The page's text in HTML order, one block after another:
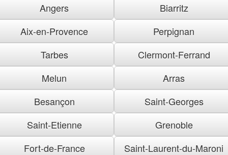
Angers
Biarritz
Aix-en-Provence
Perpignan
Tarbes
Clermont-Ferrand
Melun
Arras
Besançon
Saint-Georges
Saint-Etienne
Grenoble
Fort-de-France
Saint-Laurent-du-Maroni